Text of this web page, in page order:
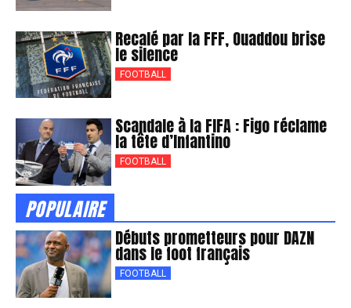
Recalé par la FFF, Ouaddou brise
le silence
FOOTBALL
Scandale à la FIFA : Figo réclame
la tête d’Infantino
FOOTBALL
POPULAIRE
Débuts prometteurs pour DAZN
dans le foot français
FOOTBALL